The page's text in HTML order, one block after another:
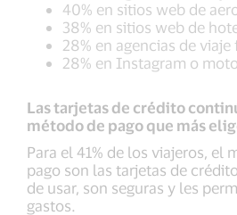
40% en sitios web de
38% en sitios web de
28% en agencias de viaje
28% en Instagram o
Las tarjetas de crédito
método de pago que más
Para el 41% de los viajeros, el
pago son las tarjetas de
de usar, son seguras y les
gastos.